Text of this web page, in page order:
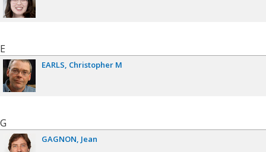
E
EARLS Christopher M
G
GAGNON Jean